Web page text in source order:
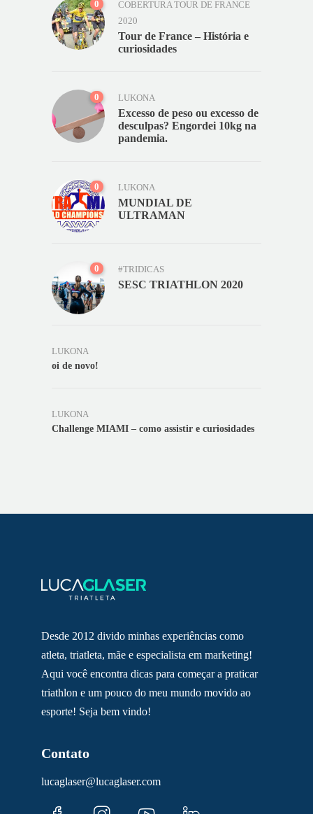
0
COBERTURA TOUR DE FRANCE
2020
Tour de France – História e
curiosidades
0 LUKONA
Excesso de peso ou excesso de
desculpas? Engordei 10kg na
pandemia.
0 LUKONA
MUNDIAL DE
ULTRAMAN
0 #TRIDICAS
SESC TRIATHLON 2020
LUKONA
oi de novo!
LUKONA
Challenge MIAMI – como assistir e curiosidades
Desde 2012 divido minhas experiências como
atleta, triatleta, mãe e especialista em marketing!
Aqui você encontra dicas para começar a praticar
triathlon e um pouco do meu mundo movido ao
esporte! Seja bem vindo!
Contato
lucaglaser@lucaglaser.com